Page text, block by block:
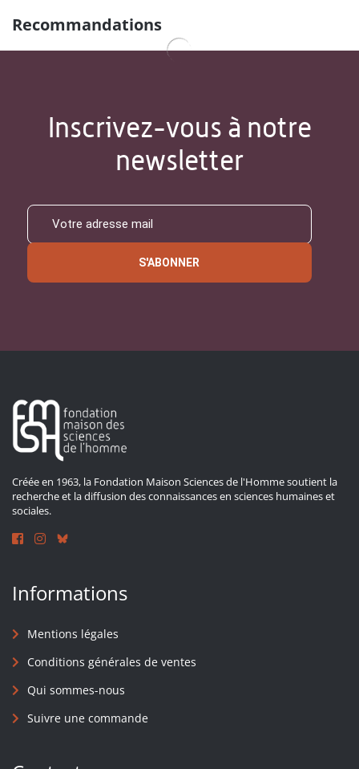
Recommandations
Inscrivez-vous à notre
newsletter
S'ABONNER
Créée en 1963, la Fondation Maison Sciences de l'Homme soutient la
recherche et la diffusion des connaissances en sciences humaines et
sociales.
Informations
Mentions légales
Conditions générales de ventes
Qui sommes-nous
Suivre une commande